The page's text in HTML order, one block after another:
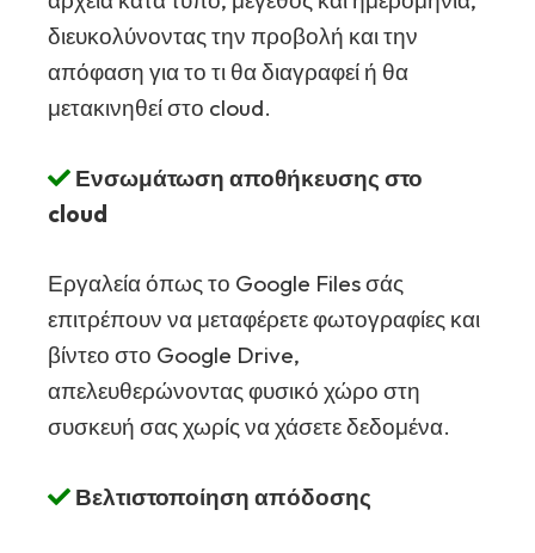
διευκολύνοντας την προβολή και την
απόφαση για το τι θα διαγραφεί ή θα
μετακινηθεί στο cloud.
Ενσωμάτωση αποθήκευσης στο
cloud
Εργαλεία όπως το Google Files σάς
επιτρέπουν να μεταφέρετε φωτογραφίες και
βίντεο στο Google Drive,
απελευθερώνοντας φυσικό χώρο στη
συσκευή σας χωρίς να χάσετε δεδομένα.
Βελτιστοποίηση απόδοσης